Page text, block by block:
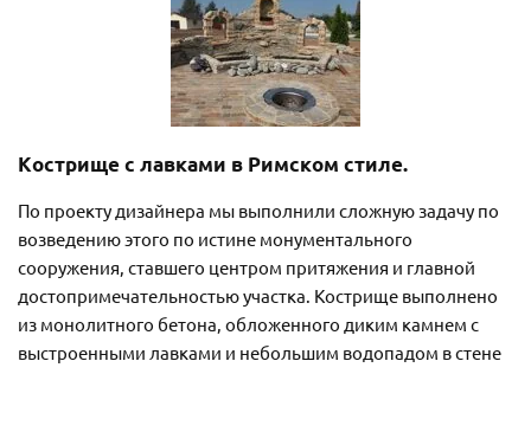
Кострище с лавками в Римском стиле.
По проекту дизайнера мы выполнили сложную задачу по
возведению этого по истине монументального
сооружения, ставшего центром притяжения и главной
достопримечательностью участка. Кострище выполнено
из монолитного бетона, обложенного диким камнем с
выстроенными лавками и небольшим водопадом в стене